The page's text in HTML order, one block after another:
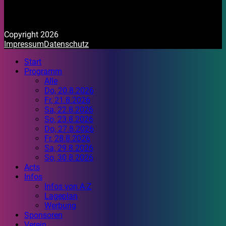
Copyright 2026
ImpressumDatenschutz
Start
Programm
Alle
Do, 20.8.2026
Fr, 21.8.2026
Sa, 22.8.2026
So, 23.8.2026
Do, 27.8.2026
Fr, 28.8.2026
Sa, 29.8.2026
So, 30.8.2026
Acts
Infos
Infos von A-Z
Lageplan
Werbung
Sponsoren